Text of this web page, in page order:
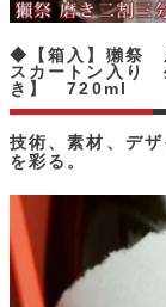
技術、素材、デ
を彩る。
◆【箱入】獺祭
スカートン入り
き】 720ml